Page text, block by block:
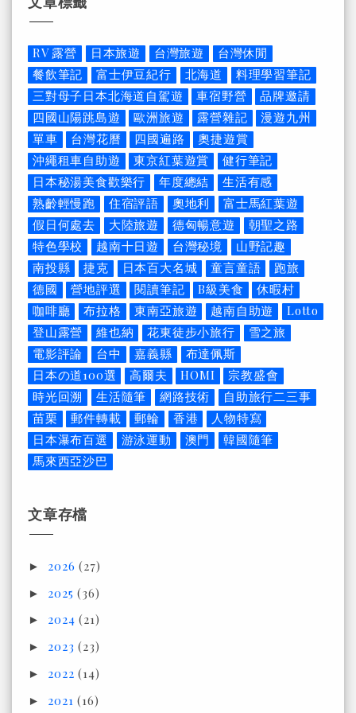
RV 露營 日本旅遊 台灣旅遊
台灣休閒
餐飲筆記
富士伊豆紀行 北海道
料理學習筆記
三對母子日本北海道自駕遊
車宿野營
品牌邀請
四國山陽跳島遊
歐洲旅遊 露營雜記
漫遊九州
單車
台灣花曆 四國遍路
奧捷遊賞
沖繩租車自助遊
東京紅葉遊賞
健行筆記
日本秘湯美食歡樂行
年度總結
生活有感
熟齡輕慢跑
住宿評語 奧地利
富士馬紅葉遊
假日何處去
大陸旅遊 德匈暢意遊
朝聖之路
特色學校
越南十日遊 台灣秘境
山野記趣
南投縣
捷克 日本百大名城 童言童語
跑旅
德國
營地評選 閱讀筆記 B級美食
休暇村
咖啡廳
布拉格 東南亞旅遊 越南自助遊
Lotto
登山露營
維也納 花東徒步小旅行
雪之旅
電影評論
台中 嘉義縣
布達佩斯
日本の道100選
高爾夫 HOMI
宗教盛會
時光回溯
生活隨筆 網路技術
自助旅行二三事
苗栗
郵件轉載 郵輪 香港
人物特寫
日本瀑布百選
游泳運動 澳門
韓國隨筆
馬來西亞沙巴
文章存檔
► 2026(27)
► 2025(36)
► 2024(21)
► 2023(23)
► 2022(14)
► 2021(16)